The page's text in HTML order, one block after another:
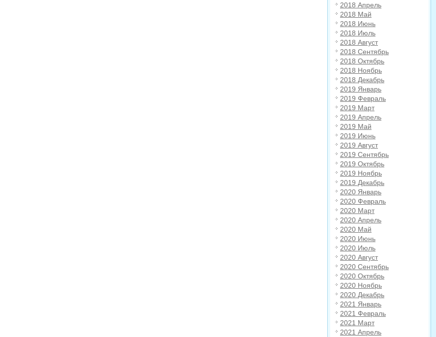
2018 Апрель
2018 Май
2018 Июнь
2018 Июль
2018 Август
2018 Сентябрь
2018 Октябрь
2018 Ноябрь
2018 Декабрь
2019 Январь
2019 Февраль
2019 Март
2019 Апрель
2019 Май
2019 Июнь
2019 Август
2019 Сентябрь
2019 Октябрь
2019 Ноябрь
2019 Декабрь
2020 Январь
2020 Февраль
2020 Март
2020 Апрель
2020 Май
2020 Июнь
2020 Июль
2020 Август
2020 Сентябрь
2020 Октябрь
2020 Ноябрь
2020 Декабрь
2021 Январь
2021 Февраль
2021 Март
2021 Апрель